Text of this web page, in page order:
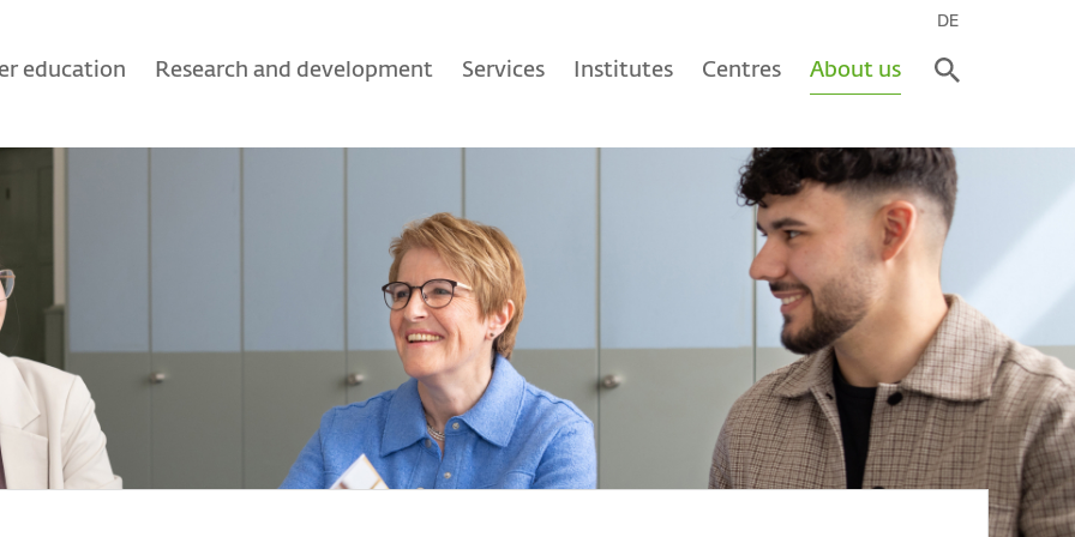
education Research and development Services Institutes Centres About us
DE